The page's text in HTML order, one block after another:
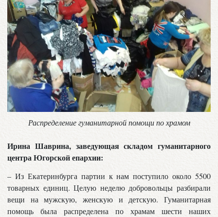
Распределение гуманитарной помощи по храмом
Ирина Шаврина, заведующая складом гуманитарного
центра Югорской епархии:
– Из Екатеринбурга партии к нам поступило около 5500
товарных единиц. Целую неделю добровольцы разбирали
вещи на мужскую, женскую и детскую. Гуманитарная
помощь была распределена по храмам шести наших